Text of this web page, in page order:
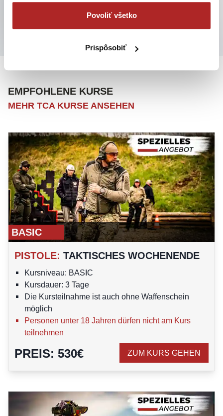
Povoliť všetko
Prispôsobiť
MÖCHTEN SIE WISSEN, WIE MAN BEI TCA
EMPFOHLENE KURSE
MEHR TCA KURSE ANSEHEN
BASIC
PISTOLE: TAKTISCHES WOCHENENDE
Kursniveau: BASIC
Kursdauer: 3 Tage
Die Kursteilnahme ist auch ohne Waffenschein
möglich
Personen unter 18 Jahren dürfen nicht am Kurs
teilnehmen
PREIS: 530€ ZUM KURS GEHEN